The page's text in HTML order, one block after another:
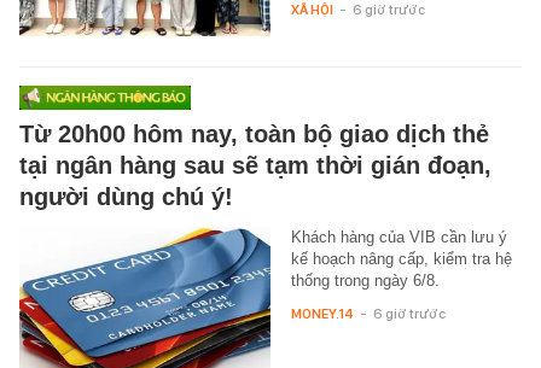
XÃ HỘI - 6 giờ trước
Từ 20h00 hôm nay, toàn bộ giao dịch thẻ
tại ngân hàng sau sẽ tạm thời gián đoạn,
người dùng chú ý!
Khách hàng của VIB cần lưu ý
kế hoạch nâng cấp, kiểm tra hệ
thống trong ngày 6/8.
MONEY.14 - 6 giờ trước